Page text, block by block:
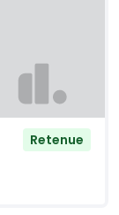
Retenue